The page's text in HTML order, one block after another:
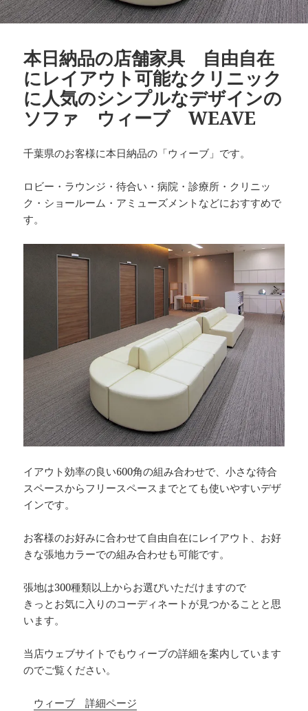
本日納品の店舗家具 自由自在
にレイアウト可能なクリニック
に人気のシンプルなデザインの
ソファ ウィーブ WEAVE
千葉県のお客様に本日納品の「ウィーブ」です。
ロビー・ラウンジ・待合い・病院・診療所・クリニッ
ク・ショールーム・アミューズメントなどにおすすめで
す。
イアウト効率の良い600角の組み合わせで、小さな待合
スペースからフリースペースまでとても使いやすいデザ
インです。
お客様のお好みに合わせて自由自在にレイアウト、お好
きな張地カラーでの組み合わせも可能です。
張地は300種類以上からお選びいただけますので
きっとお気に入りのコーディネートが見つかることと思
います。
当店ウェブサイトでもウィーブの詳細を案内しています
のでご覧ください。
ウィーブ 詳細ページ